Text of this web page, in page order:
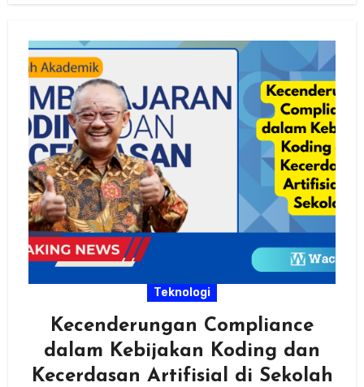
Teknologi
Kecenderungan Compliance
dalam Kebijakan Koding dan
Kecerdasan Artifisial di Sekolah